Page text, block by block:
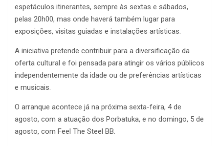
espetáculos itinerantes, sempre às sextas e sábados,
pelas 20h00, mas onde haverá também lugar para
exposições, visitas guiadas e instalações artísticas.
A iniciativa pretende contribuir para a diversificação da
oferta cultural e foi pensada para atingir os vários públicos
independentemente da idade ou de preferências artísticas
e musicais.
O arranque acontece já na próxima sexta-feira, 4 de
agosto, com a atuação dos Porbatuka, e no domingo, 5 de
agosto, com Feel The Steel BB.